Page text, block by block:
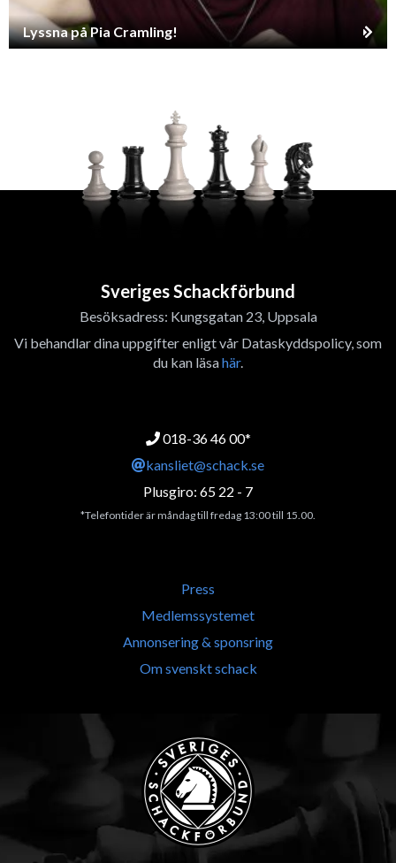
Lyssna på Pia Cramling!
Sveriges Schackförbund
Besöksadress: Kungsgatan 23, Uppsala
Vi behandlar dina uppgifter enligt vår Dataskyddspolicy, som
du kan läsahär.
018-36 46 00*
kansliet@schack.se
Plusgiro: 65 22 - 7
*Telefontider är måndag till fredag 13:00 till 15.00.
Press
Medlemssystemet
Annonsering & sponsring
Om svenskt schack